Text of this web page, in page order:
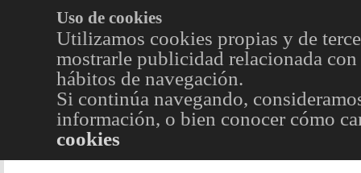
Uso de cookies
Utilizamos cookies propias y de
mostrarle publicidad relacionada
hábitos de navegación.
Si continúa navegando,
información, o bien conocer cómo
cookies